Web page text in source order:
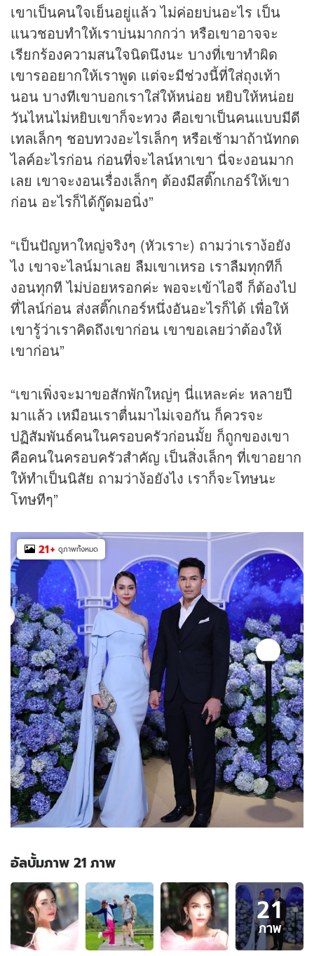
เขาเป็นคนใจเย็นอยู่แล้ว ไม่ค่อยบ่นอะไร เป็น
แนวชอบทำให้เราบ่นมากกว่า หรือเขาอาจจะ
เรียกร้องความสนใจนิดนึงนะ บางที่เขาทำผิด
เขารออยากให้เราพูด แต่จะมีช่วงนี้ที่ใส่ถุงเท้า
นอน บางทีเขาบอกเราใส่ให้หน่อย หยิบให้หน่อย
วันไหนไม่หยิบเขาก็จะทวง คือเขาเป็นคนแบบมีดี
เทลเล็กๆ ชอบทวงอะไรเล็กๆ หรือเช้ามาถ้านัทกด
ไลค์อะไรก่อน ก่อนที่จะไลน์หาเขา นี่จะงอนมาก
เลย เขาจะงอนเรื่องเล็กๆ ต้องมีสติ๊กเกอร์ให้เขา
ก่อน อะไรก็ได้กู๊ดมอนิ่ง”
“เป็นปัญหาใหญ่จริงๆ (หัวเราะ) ถามว่าเราง้อยัง
ไง เขาจะไลน์มาเลย ลืมเขาเหรอ เราลืมทุกทีก็
งอนทุกที ไม่บ่อยหรอกค่ะ พอจะเข้าไอจี ก็ต้องไป
ที่ไลน์ก่อน ส่งสติ๊กเกอร์หนึ่งอันอะไรก็ได้ เพื่อให้
เขารู้ว่าเราคิดถึงเขาก่อน เขาขอเลยว่าต้องให้
เขาก่อน”
“เขาเพิ่งจะมาขอสักพักใหญ่ๆ นี่แหละค่ะ หลายปี
มาแล้ว เหมือนเราตื่นมาไม่เจอกัน ก็ควรจะ
ปฏิสัมพันธ์คนในครอบครัวก่อนมั้ย ก็ถูกของเขา
คือคนในครอบครัวสำคัญ เป็นสิ่งเล็กๆ ที่เขาอยาก
ให้ทำเป็นนิสัย ถามว่าง้อยังไง เราก็จะโทษนะ
โทษทีๆ”
21+ ดูภาพทั้งหมด
อัลบั้มภาพ 21 ภาพ
อัลบั้ม
ภาพ
21
ภาพ
ของ
21
ภาพ